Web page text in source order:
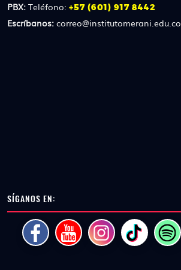
PBX: Teléfono: +57 (601) 917 8442
Escríbanos: correo@institutomerani.edu.co
SÍGANOS EN: